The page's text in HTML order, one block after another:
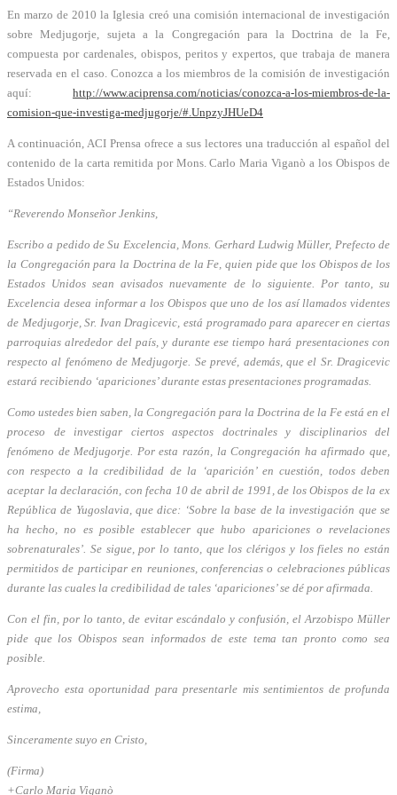
En marzo de 2010 la Iglesia creó una comisión internacional de investigación
sobre Medjugorje, sujeta a la Congregación para la Doctrina de la Fe,
compuesta por cardenales, obispos, peritos y expertos, que trabaja de manera
reservada en el caso. Conozca a los miembros de la comisión de investigación
aquí: http://www.aciprensa.com/noticias/conozca-a-los-miembros-de-la-
comision-que-investiga-medjugorje/#.UnpzyJHUeD4
A continuación, ACI Prensa ofrece a sus lectores una traducción al español del
contenido de la carta remitida por Mons. Carlo Maria Viganò a los Obispos de
Estados Unidos:
“Reverendo Monseñor Jenkins,
Escribo a pedido de Su Excelencia, Mons. Gerhard Ludwig Müller, Prefecto de
la Congregación para la Doctrina de la Fe, quien pide que los Obispos de los
Estados Unidos sean avisados nuevamente de lo siguiente. Por tanto, su
Excelencia desea informar a los Obispos que uno de los así llamados videntes
de Medjugorje, Sr. Ivan Dragicevic, está programado para aparecer en ciertas
parroquias alrededor del país, y durante ese tiempo hará presentaciones con
respecto al fenómeno de Medjugorje. Se prevé, además, que el Sr. Dragicevic
estará recibiendo ‘apariciones’ durante estas presentaciones programadas.
Como ustedes bien saben, la Congregación para la Doctrina de la Fe está en el
proceso de investigar ciertos aspectos doctrinales y disciplinarios del
fenómeno de Medjugorje. Por esta razón, la Congregación ha afirmado que,
con respecto a la credibilidad de la ‘aparición’ en cuestión, todos deben
aceptar la declaración, con fecha 10 de abril de 1991, de los Obispos de la ex
República de Yugoslavia, que dice: ‘Sobre la base de la investigación que se
ha hecho, no es posible establecer que hubo apariciones o revelaciones
sobrenaturales’. Se sigue, por lo tanto, que los clérigos y los fieles no están
permitidos de participar en reuniones, conferencias o celebraciones públicas
durante las cuales la credibilidad de tales ‘apariciones’ se dé por afirmada.
Con el fin, por lo tanto, de evitar escándalo y confusión, el Arzobispo Müller
pide que los Obispos sean informados de este tema tan pronto como sea
posible.
Aprovecho esta oportunidad para presentarle mis sentimientos de profunda
estima,
Sinceramente suyo en Cristo,
(Firma)
+Carlo Maria Viganò